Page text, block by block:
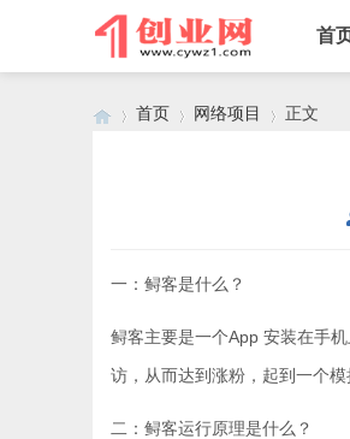
首
首页 网络项目 正文
一：鲟客是什么？
鲟客主要是一个App 安装在手
访，从而达到涨粉，起到一个
二：鲟客运行原理是什么？